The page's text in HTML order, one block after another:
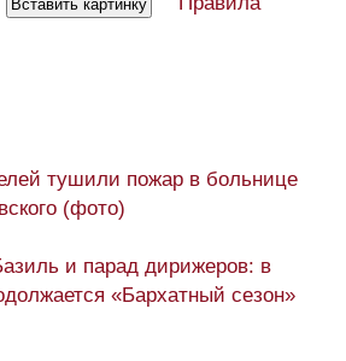
тушили пожар в больнице
(фото)
и парад дирижеров: в
«Бархатный сезон»